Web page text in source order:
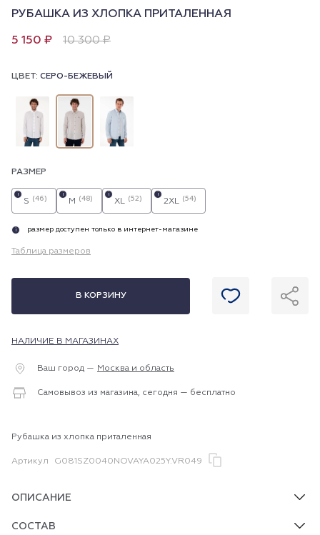
РУБАШКА ИЗ ХЛОПКА ПРИТАЛЕННАЯ
5 150 ₽ 10 300 ₽
ЦВЕТ: СЕРО-БЕЖЕВЫЙ
РАЗМЕР
S (46)
i
M (48)
i
XL (52)
i
2XL (54)
i
i размер доступен только в интернет-магазине
Таблица размеров
В КОРЗИНУ
НАЛИЧИЕ В МАГАЗИНАХ
Ваш город — Москва и область
Самовывоз из магазина, сегодня — бесплатно
Рубашка из хлопка приталенная
Артикул G081SZ0040NOVAYA025Y.VR049
ОПИСАНИЕ
СОСТАВ